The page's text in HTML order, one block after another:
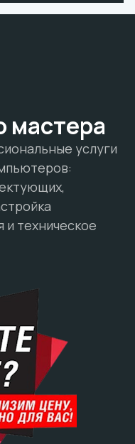
мастера
услуги
техническое